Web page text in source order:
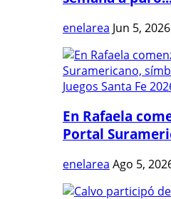
enelarea Jun 5, 2026
En Rafaela
Portal
enelarea Ago 5,